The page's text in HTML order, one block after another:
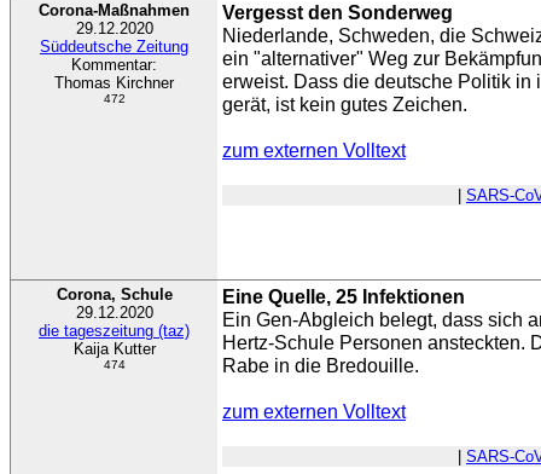
Corona-Maßnahmen
29.12.2020
Süddeutsche Zeitung
Kommentar:
Thomas Kirchner
472
Vergesst den Sonderweg
Niederlande, Schweden, die
ein "alternativer" Weg zur
erweist. Dass die deutsche Politik in
gerät, ist kein gutes Zeichen.
zum externen Volltext
SARS-
Corona, Schule
29.12.2020
die tageszeitung (taz)
Kaija Kutter
474
Eine Quelle, 25 Infektionen
Ein Gen-Abgleich belegt, dass sich
Hertz-Schule Personen ansteckten.
Rabe in die Bredouille.
zum externen Volltext
SARS-